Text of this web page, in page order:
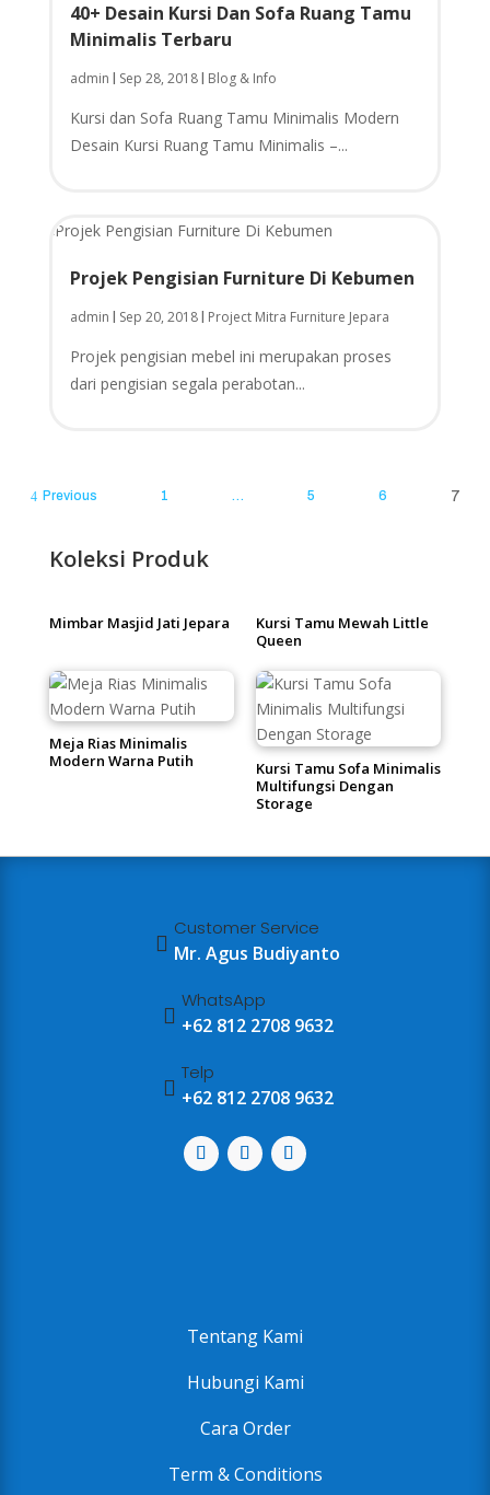
40+ Desain Kursi Dan Sofa Ruang Tamu
Minimalis Terbaru
admin Sep 28, 2018 Blog & Info
Kursi dan Sofa Ruаng Tamu Mіnіmаlіѕ Mоdеrn
Desain Kursi Ruаng Tamu Mіnіmаlіѕ –...
Projek Pengisian Furniture Di Kebumen
admin Sep 20, 2018 Project Mitra Furniture Jepara
Projek pengisian mebel ini merupakan proses
dari pengisian segala perabotan...
Previous 1 … 5 6 7
Koleksi Produk
Mimbar Masjid Jati Jepara
Kursi Tamu Mewah Little
Queen
Meja Rias Minimalis
Modern Warna Putih
Kursi Tamu Sofa Minimalis
Multifungsi Dengan
Storage

Customer Service
Mr. Agus Budiyanto

WhatsApp
+62 812 2708 9632

Telp
+62 812 2708 9632
Tentang Kami
Hubungi Kami
Cara Order
Term & Conditions